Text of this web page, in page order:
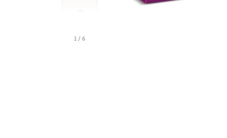
1 / 6